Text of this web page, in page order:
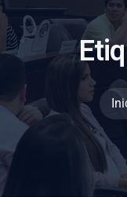
Etiq